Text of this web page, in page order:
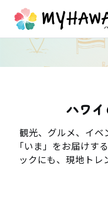
ハワ
観光、グルメ、イベ
「いま」をお届けす
ックにも、現地ト